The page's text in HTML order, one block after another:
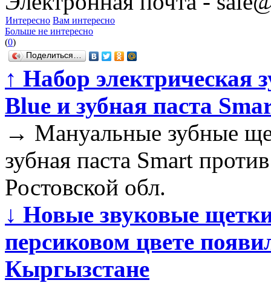
Интересно Вам интересно
Больше не интересно
(0)
Поделиться…
↑ Набор электрическая
Blue и зубная паста
→ Мануальные зубные
зубная паста Smart
Ростовской обл.
↓ Новые звуковые
персиковом цвете
Кыргызстане